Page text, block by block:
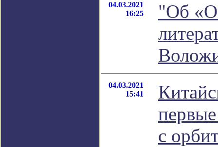
04.03.2021
16:25
"Об
04.03.2021
15:41
с